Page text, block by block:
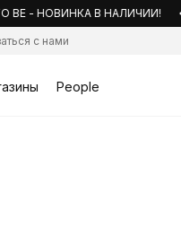
- НОВИНКА В НАЛИЧИИ!
People
с нами